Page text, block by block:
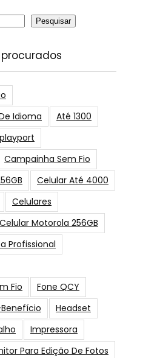
Pesquisar
Idioma
Até 1300
Campainha Sem Fio
Celular Até 4000
Celulares
Celular Motorola 256GB
Profissional
Fio
Fone QCY
Headset
Impressora
Para Edição De Fotos